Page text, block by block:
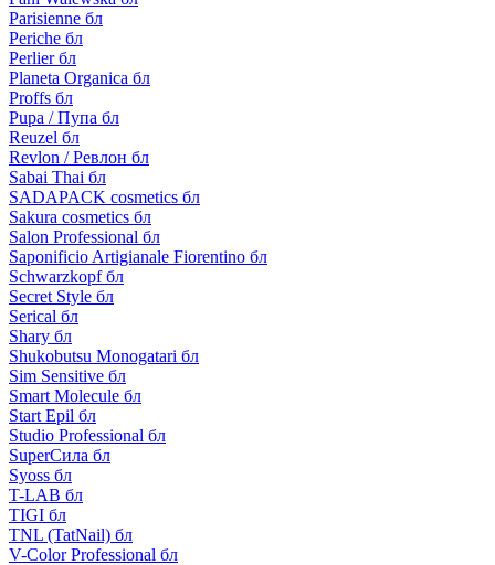
Parisienne бл
Periche бл
Perlier бл
Planeta Organica бл
Proffs бл
Pupa / Пупа бл
Reuzel бл
Revlon / Ревлон бл
Sabai Thai бл
SADAPACK cosmetics бл
Sakura cosmetics бл
Salon Professional бл
Saponificio Artigianale Fiorentino бл
Schwarzkopf бл
Secret Style бл
Serical бл
Shary бл
Shukobutsu Monogatari бл
Sim Sensitive бл
Smart Molecule бл
Start Epil бл
Studio Professional бл
SuperСила бл
Syoss бл
T-LAB бл
TIGI бл
TNL (TatNail) бл
V-Color Professional бл